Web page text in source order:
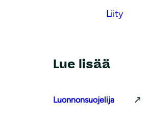
Liity
Lue lisää
Luonnonsuojelija